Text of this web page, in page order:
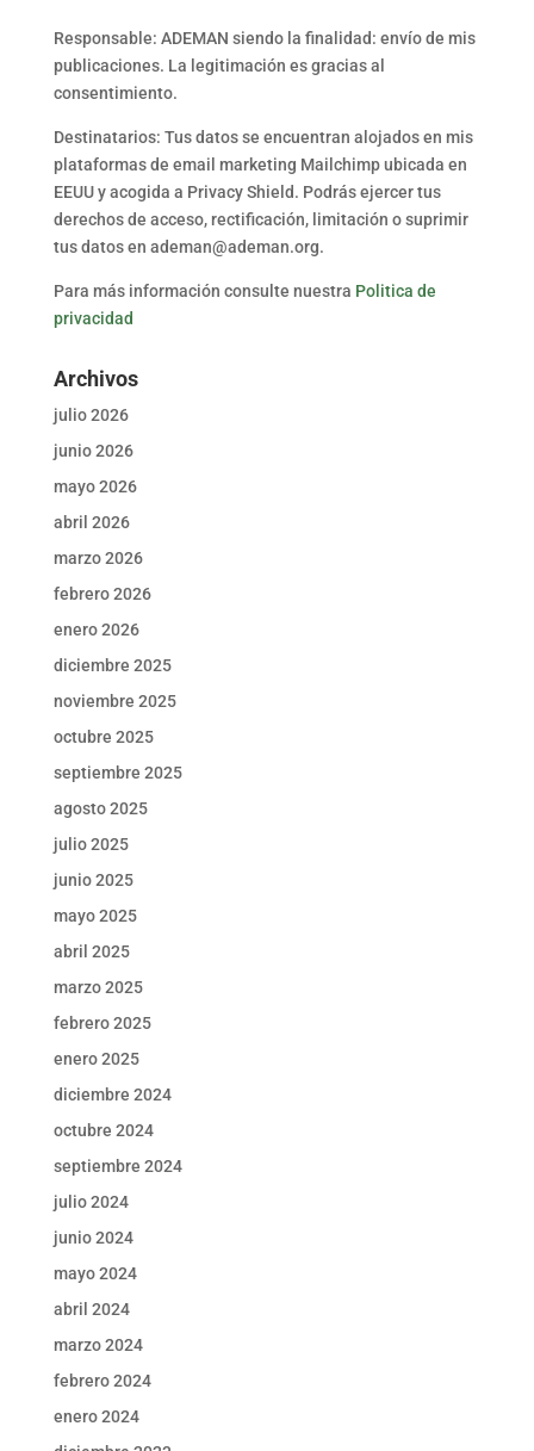
Responsable: ADEMAN siendo la finalidad: envío de mis
publicaciones. La legitimación es gracias al
consentimiento.
Destinatarios: Tus datos se encuentran alojados en mis
plataformas de email marketing Mailchimp ubicada en
EEUU y acogida a Privacy Shield. Podrás ejercer tus
derechos de acceso, rectificación, limitación o suprimir
tus datos en ademan@ademan.org.
Para más información consulte nuestra Politica de
privacidad
Archivos
julio 2026
junio 2026
mayo 2026
abril 2026
marzo 2026
febrero 2026
enero 2026
diciembre 2025
noviembre 2025
octubre 2025
septiembre 2025
agosto 2025
julio 2025
junio 2025
mayo 2025
abril 2025
marzo 2025
febrero 2025
enero 2025
diciembre 2024
octubre 2024
septiembre 2024
julio 2024
junio 2024
mayo 2024
abril 2024
marzo 2024
febrero 2024
enero 2024